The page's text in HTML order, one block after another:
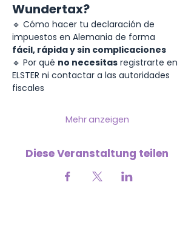
Wundertax?
🔹 Cómo hacer tu declaración de
impuestos en Alemania de forma
fácil, rápida y sin complicaciones
🔹 Por qué no necesitas registrarte en
ELSTER ni contactar a las autoridades
fiscales
Mehr anzeigen
Diese Veranstaltung teilen